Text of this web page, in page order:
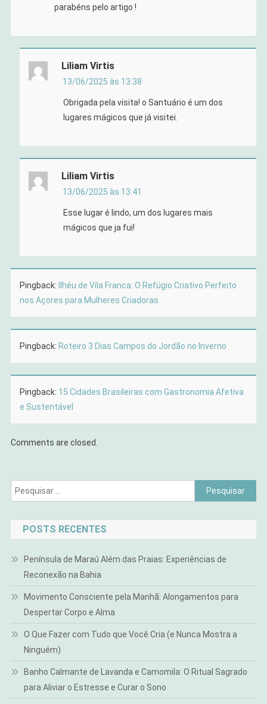
parabéns pelo artigo !
Liliam Virtis
13/06/2025 às 13:38
Obrigada pela visita! o Santuário é um dos
lugares mágicos que já visitei.
Liliam Virtis
13/06/2025 às 13:41
Esse lugar é lindo, um dos lugares mais
mágicos que ja fui!
Pingback:
Ilhéu de Vila Franca: O Refúgio Criativo Perfeito
nos Açores para Mulheres Criadoras
Pingback: Roteiro 3 Dias Campos do Jordão no Inverno
Pingback: 15 Cidades Brasileiras com Gastronomia Afetiva
e Sustentável
Comments are closed.
Pesquisar
por:
POSTS RECENTES
Península de Maraú Além das Praias: Experiências de
Reconexão na Bahia
Movimento Consciente pela Manhã: Alongamentos para
Despertar Corpo e Alma
O Que Fazer com Tudo que Você Cria (e Nunca Mostra a
Ninguém)
Banho Calmante de Lavanda e Camomila: O Ritual Sagrado
para Aliviar o Estresse e Curar o Sono